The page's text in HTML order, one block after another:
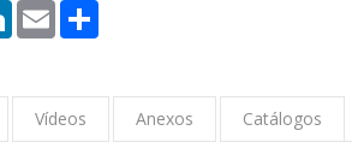
LinkedInEmail Share
Vídeos Anexos Catálogos